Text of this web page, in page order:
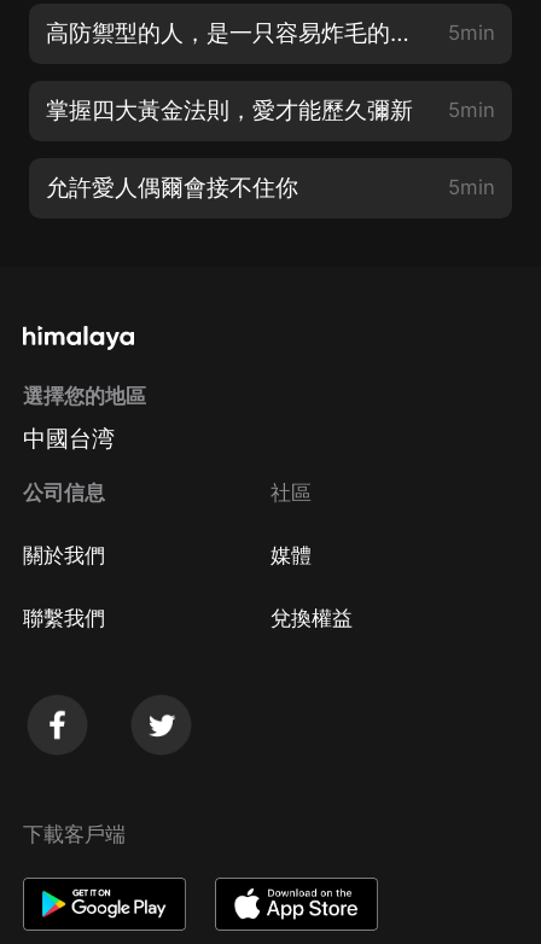
高防禦型的人，是一只容易炸毛的刺蝟 5min
掌握四大黃金法則，愛才能歷久彌新 5min
允許愛人偶爾會接不住你 5min
選擇您的地區
中國台湾
公司信息
關於我們
聯繫我們
社區
媒體
兌換權益
下載客戶端